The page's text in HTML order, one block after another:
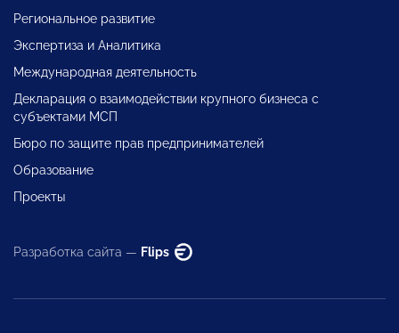
Региональное развитие
Экспертиза и Аналитика
Международная деятельность
Декларация о взаимодействии крупного бизнеса с
субъектами МСП
Бюро по защите прав предпринимателей
Образование
Проекты
Разработка сайта — Flips